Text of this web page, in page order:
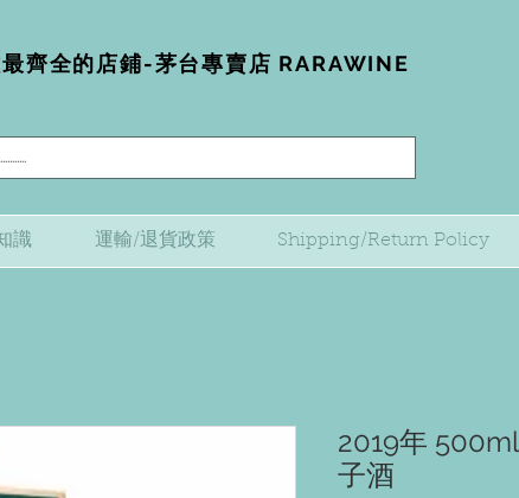
齊全的店鋪-茅台專賣店 RARAWINE
識 運輸/退貨政策 Shipping/Return Policy
2019年
子酒